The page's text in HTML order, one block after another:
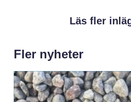
Läs fler
Fler nyheter